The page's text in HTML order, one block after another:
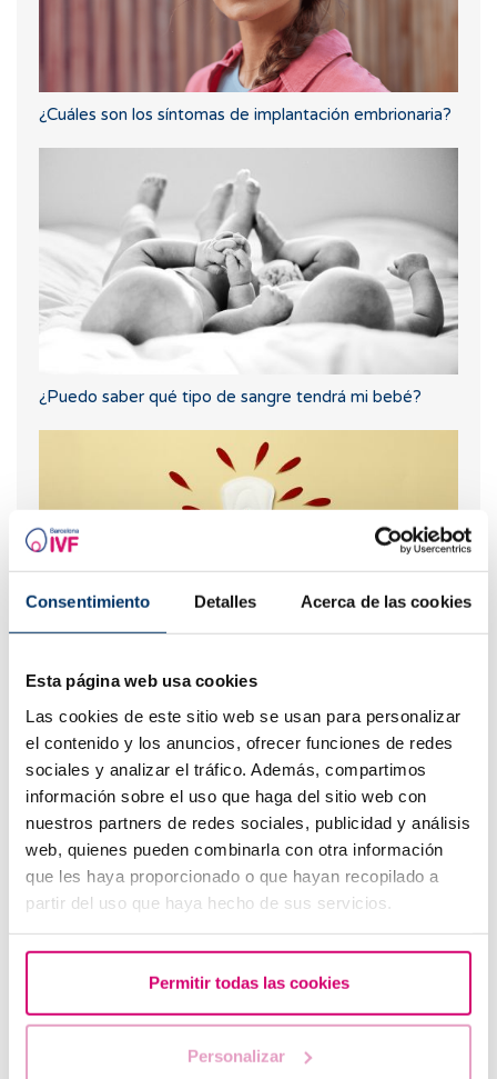
Consentimiento Detalles Acerca de las cookies
Esta página web usa cookies
Las cookies de este sitio web se usan para personalizar
el contenido y los anuncios, ofrecer funciones de redes
sociales y analizar el tráfico. Además, compartimos
información sobre el uso que haga del sitio web con
nuestros partners de redes sociales, publicidad y análisis
web, quienes pueden combinarla con otra información
que les haya proporcionado o que hayan recopilado a
partir del uso que haya hecho de sus servicios.
Permitir todas las cookies
Personalizar
¿Cuáles son los síntomas de implantación embrionaria?
¿Puedo saber qué tipo de sangre tendrá mi bebé?
Flujo marrón: causas, relación con la regla y el
Trompas de Falopio obstruidas: ¿solución?